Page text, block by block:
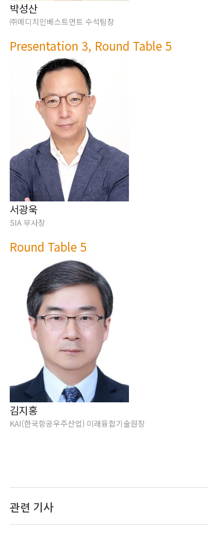
박성산
㈜메디치인베스트먼트 수석팀장
Presentation 3, Round Table 5
서광욱
SIA 부사장
Round Table 5
김지홍
KAI(한국항공우주산업) 미래융합기술원장
관련 기사